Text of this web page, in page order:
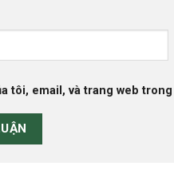
tôi, email, và trang web